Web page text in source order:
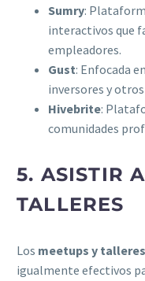
Sumry:
interactivos que
empleadores.
Gust: Enfocada
inversores y
Hivebrite:
comunidades
5. ASISTIR
TALLERES
Los meetups y talleres
igualmente efectivos